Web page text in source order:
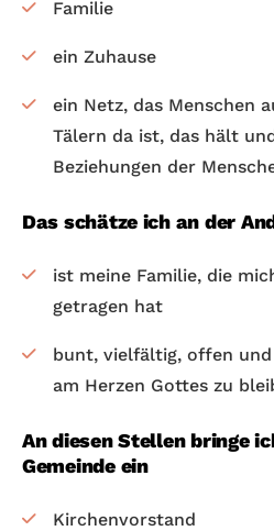
Familie
ein Zuhause
ein Netz, das Menschen
Tälern da ist, das hält
Beziehungen der
Das schätze ich an der
ist meine Familie, die
getragen hat
bunt, vielfältig, offen
am Herzen Gottes zu
An diesen Stellen bringe
Gemeinde ein
Kirchenvorstand